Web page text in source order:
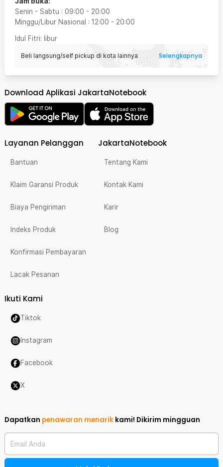
Senin - Sabtu : 09:00 - 20:00
Minggu/Libur Nasional : 12:00 - 20:00
Idul Fitri: libur
Beli langsung/self pickup di kota lainnya Selengkapnya
Download Aplikasi JakartaNotebook
Layanan Pelanggan
Bantuan
Klaim Garansi Produk
Biaya Pengiriman
Indeks Produk
Konfirmasi Pembayaran
Lacak Pesanan
JakartaNotebook
Tentang Kami
Kontak Kami
Karir
Blog
Ikuti Kami
Tiktok
Instagram
Facebook
X
Dapatkan penawaran menarik kami! Dikirim mingguan
Email Anda